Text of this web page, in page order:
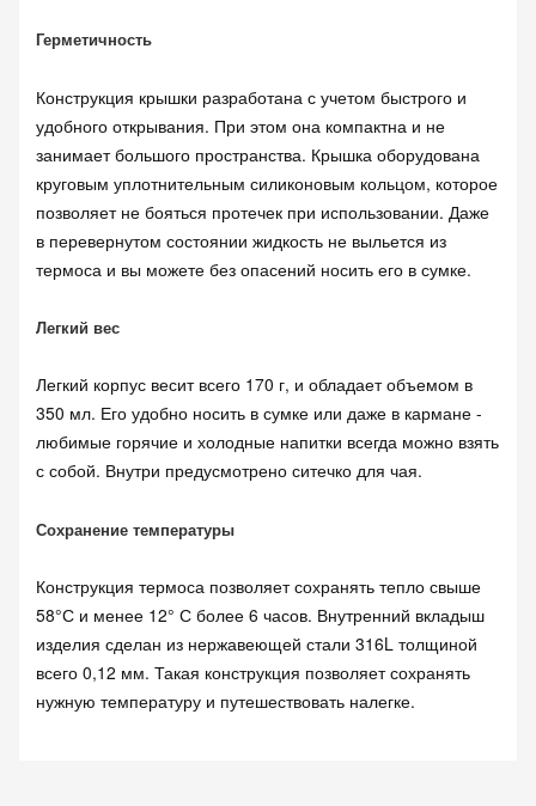
Герметичность
Конструкция крышки разработана с учетом быстрого и
удобного открывания. При этом она компактна и не
занимает большого пространства. Крышка оборудована
круговым уплотнительным силиконовым кольцом, которое
позволяет не бояться протечек при использовании. Даже
в перевернутом состоянии жидкость не выльется из
термоса и вы можете без опасений носить его в сумке.
Легкий вес
Легкий корпус весит всего 170 г, и обладает объемом в
350 мл. Его удобно носить в сумке или даже в кармане -
любимые горячие и холодные напитки всегда можно взять
с собой. Внутри предусмотрено ситечко для чая.
Сохранение температуры
Конструкция термоса позволяет сохранять тепло свыше
58°С и менее 12° С более 6 часов. Внутренний вкладыш
изделия сделан из нержавеющей стали 316L толщиной
всего 0,12 мм. Такая конструкция позволяет сохранять
нужную температуру и путешествовать налегке.